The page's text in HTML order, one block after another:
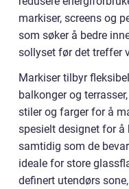
markiser, screens og
som søker å bedre
sollyset før det treffer
Markiser tilbyr
balkonger og
stiler og farger for å
spesielt designet for å
samtidig som de
ideale for store
definert utendørs